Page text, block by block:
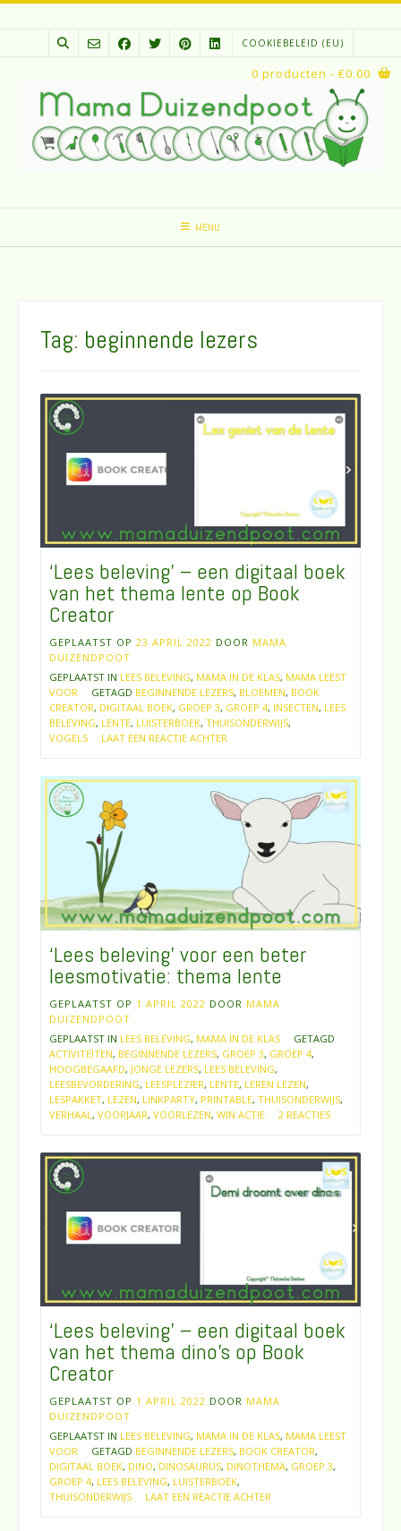
Spring
COOKIEBELEID (EU)
MENU
0 producten - €0.00
Tag: beginnende lezers
‘Lees beleving’ – een digitaal boek
van het thema lente op Book
Creator
GEPLAATST OP 23 APRIL 2022 DOOR MAMA
DUIZENDPOOT
GEPLAATST IN LEES BELEVING, MAMA IN DE KLAS, MAMA LEEST
VOOR
GETAGD BEGINNENDE LEZERS, BLOEMEN, BOOK
CREATOR, DIGITAAL BOEK, GROEP 3, GROEP 4, INSECTEN, LEES
BELEVING, LENTE, LUISTERBOEK, THUISONDERWIJS,
VOGELS
LAAT EEN REACTIE ACHTER
‘Lees beleving’ voor een beter
leesmotivatie: thema lente
GEPLAATST OP 1 APRIL 2022 DOOR MAMA
DUIZENDPOOT
GEPLAATST IN LEES BELEVING, MAMA IN DE KLAS
GETAGD
ACTIVITEITEN, BEGINNENDE LEZERS, GROEP 3, GROEP 4,
HOOGBEGAAFD, JONGE LEZERS, LEES BELEVING,
LEESBEVORDERING, LEESPLEZIER, LENTE, LEREN LEZEN,
LESPAKKET, LEZEN, LINKPARTY, PRINTABLE, THUISONDERWIJS,
VERHAAL , VOORJAAR, VOORLEZEN, WIN ACTIE 2 REACTIES
‘Lees beleving’ – een digitaal boek
van het thema dino’s op Book
Creator
GEPLAATST OP 1 APRIL 2022 DOOR MAMA
DUIZENDPOOT
GEPLAATST IN LEES BELEVING, MAMA IN DE KLAS, MAMA LEEST
VOOR
GETAGD BEGINNENDE LEZERS, BOOK CREATOR,
DIGITAAL BOEK, DINO, DINOSAURUS, DINOTHEMA, GROEP 3,
GROEP 4, LEES BELEVING, LUISTERBOEK,
THUISONDERWIJS
LAAT EEN REACTIE ACHTER